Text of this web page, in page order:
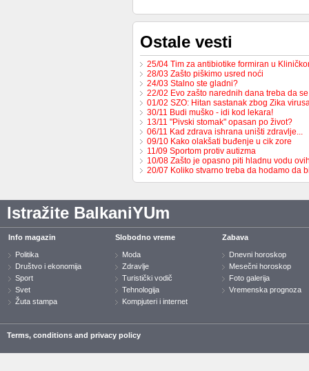
Ostale vesti
25/04 Tim za antibiotike formiran u
28/03 Zašto piškimo usred noći
24/03 Stalno ste gladni?
22/02 Evo zašto narednih dana treba da
01/02 SZO: Hitan sastanak zbog Zika
30/11 Budi muško - idi kod lekara!
13/11 "Pivski stomak" opasan po život?
06/11 Kad zdrava ishrana uništi zdravlje...
09/10 Kako olakšati buđenje u cik zore
11/09 Sportom protiv autizma
10/08 Zašto je opasno piti hladnu vodu
20/07 Koliko stvarno treba da hodamo da
Istražite BalkaniYUm
Info magazin
Politika
Društvo i ekonomija
Sport
Svet
Žuta stampa
Slobodno vreme
Moda
Zdravlje
Turistički vodič
Tehnologija
Kompjuteri i internet
Zabava
Dnevni horoskop
Mesečni horoskop
Foto galerija
Vremenska prognoza
Terms, conditions and privacy policy